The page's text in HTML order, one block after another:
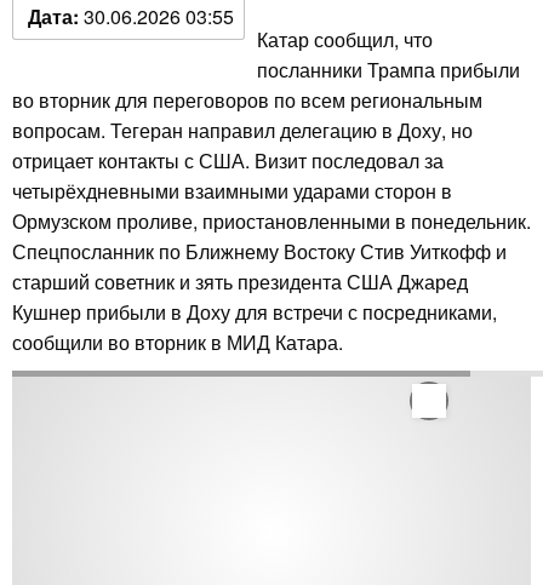
Дата: 30.06.2026 03:55
Катар сообщил, что
посланники Трампа прибыли
во вторник для переговоров по всем региональным
вопросам. Тегеран направил делегацию в Доху, но
отрицает контакты с США. Визит последовал за
четырёхдневными взаимными ударами сторон в
Ормузском проливе, приостановленными в понедельник.
Спецпосланник по Ближнему Востоку Стив Уиткофф и
старший советник и зять президента США Джаред
Кушнер прибыли в Доху для встречи с посредниками,
сообщили во вторник в МИД Катара.